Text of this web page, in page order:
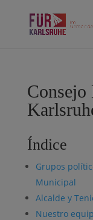
Índice
Grupos
Municipal
Alcalde y
Nuestro